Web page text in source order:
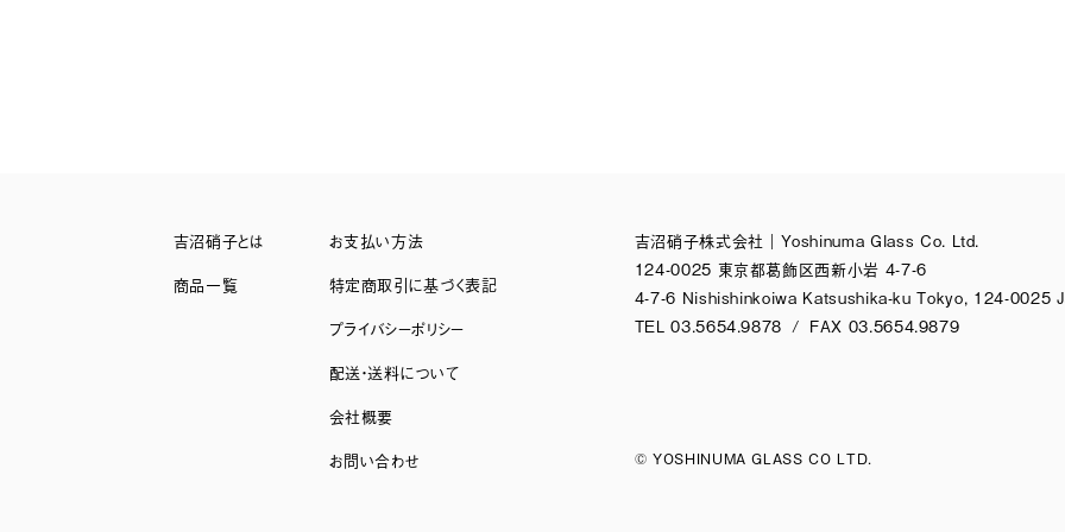
吉沼硝子とは
商品一覧
お支払い方法
特定商取引に基づく表記
プライバシーポリシー
配送・送料について
会社概要
お問い合わせ
吉沼硝子株式会社 ｜ Yoshinuma Glass Co. Ltd.
124-0025 東京都葛飾区西新小岩 4-7-6
4-7-6 Nishishinkoiwa Katsushika-ku Tokyo, 124-0025
TEL 03.5654.9878 / FAX 03.5654.9879
© YOSHINUMA GLASS CO LTD.